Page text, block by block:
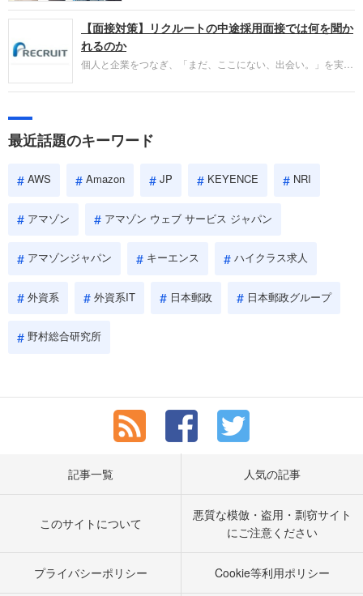
パーソンが利用する企業口コミサイト「キャリコ
ネ」の転職エージェントがお勧めするイチオシ企業
IBMです。採用面接対策の企業研究にご活用くださ
い。
【面接対策】リクルートの中途採用面接では何を聞か
れるのか
個人と企業をつなぎ、「まだ、ここにない、出会い。」を実現
やこれまでの成果を具体的に問われるほか、「人間性」も評価
しょう。
最近話題のキーワード
AWS Amazon JP KEYENCE NRI
アマゾン アマゾン ウェブ サービス ジャパン
アマゾンジャパン キーエンス ハイクラス求人
外資系 外資系IT 日本郵政 日本郵政グループ
野村総合研究所
記事一覧 人気の記事
このサイトについて
悪質な模倣・盗用・剽窃サイト
にご注意ください
プライバシーポリシー Cookie等利用ポリシー